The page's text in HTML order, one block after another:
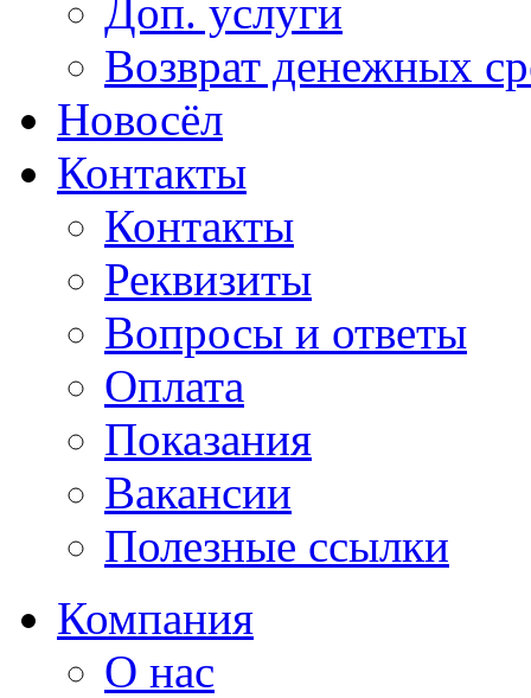
Доп. услуги
Возврат денежных
Новосёл
Контакты
Контакты
Реквизиты
Вопросы и ответы
Оплата
Показания
Вакансии
Полезные ссылки
Компания
О нас